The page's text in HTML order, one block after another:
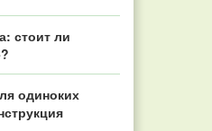
стоит ли
одиноких